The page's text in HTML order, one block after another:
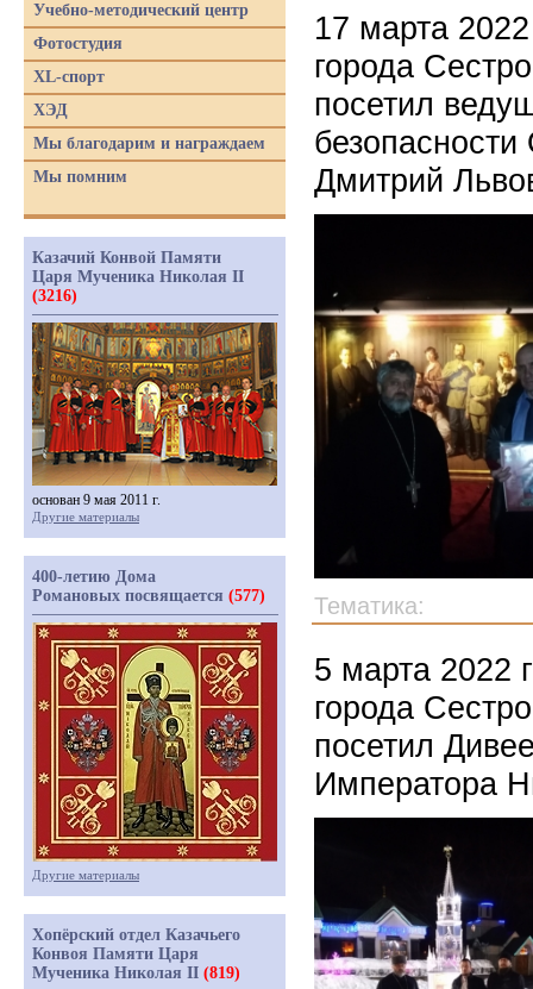
17 марта
города
посетил
Дмитрий
Тематика:
5 марта 2022
города
посетил
Императора
Учебно-методический центр
Фотостудия
XL-спорт
ХЭД
Мы благодарим и награждаем
Мы помним
Казачий Конвой Памяти
Царя Мученика Николая II
(3216)
основан 9 мая 2011 г.
Другие материалы
400-летию Дома
Романовых посвящается (577)
Другие материалы
Хопёрский отдел Казачьего
Конвоя Памяти Царя
Мученика Николая II (819)